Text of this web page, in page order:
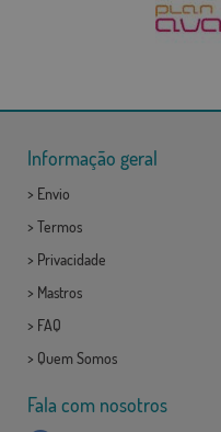
Informação geral
> Envio
> Termos
> Privacidade
> Mastros
> FAQ
> Quem Somos
Fala com nosotros